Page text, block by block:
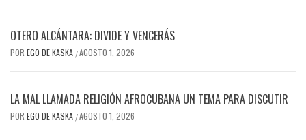
OTERO ALCÁNTARA: DIVIDE Y VENCERÁS
POR EGO DE KASKA /AGOSTO 1, 2026
LA MAL LLAMADA RELIGIÓN AFROCUBANA UN TEMA PARA DISCUTIR
POR EGO DE KASKA /AGOSTO 1, 2026